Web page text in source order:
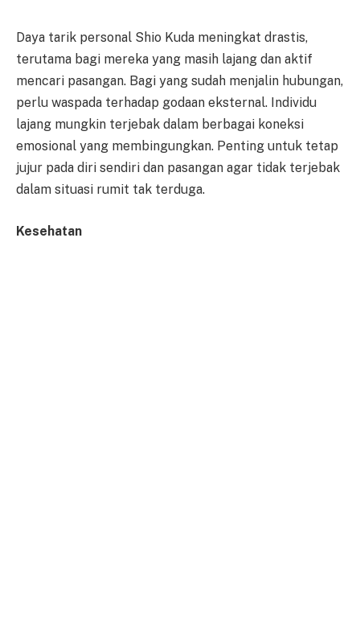
Daya tarik personal Shio Kuda meningkat drastis,
terutama bagi mereka yang masih lajang dan aktif
mencari pasangan. Bagi yang sudah menjalin hubungan,
perlu waspada terhadap godaan eksternal. Individu
lajang mungkin terjebak dalam berbagai koneksi
emosional yang membingungkan. Penting untuk tetap
jujur pada diri sendiri dan pasangan agar tidak terjebak
dalam situasi rumit tak terduga.
Kesehatan